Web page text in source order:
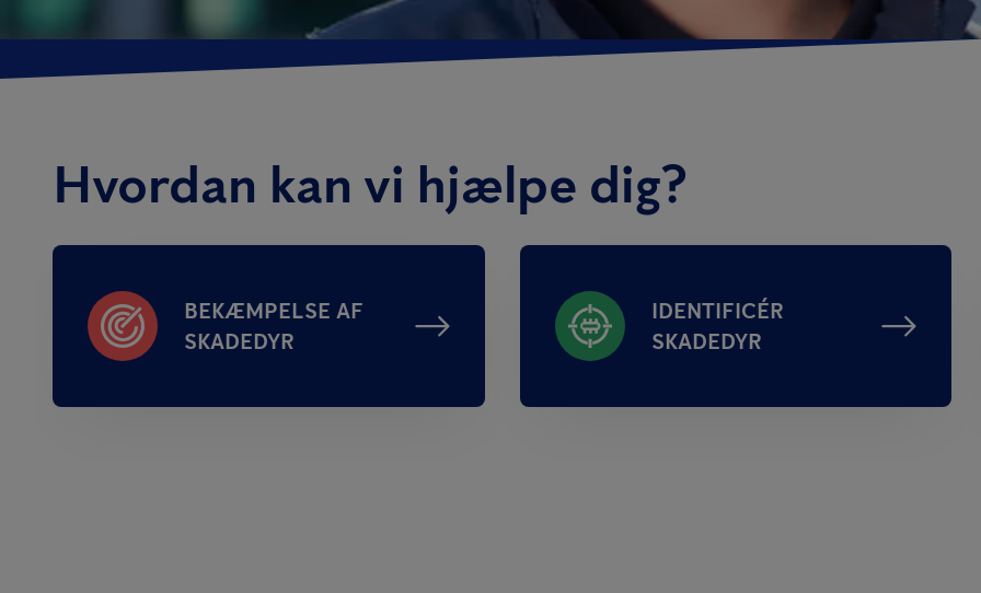
Hvordan kan vi hjælpe dig?
BEKÆMPELSE AF
SKADEDYR
IDENTIFICÉR
SKADEDYR